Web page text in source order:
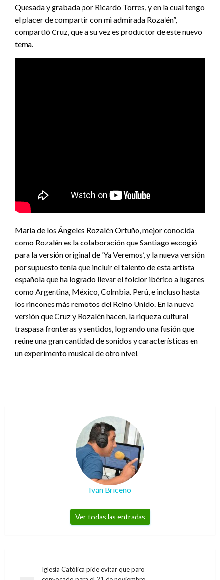
Quesada y grabada por Ricardo Torres, y en la cual tengo
el placer de compartir con mi admirada Rozalén”,
compartió Cruz, que a su vez es productor de este nuevo
tema.
María de los Ángeles Rozalén Ortuño, mejor conocida
como Rozalén es la colaboración que Santiago escogió
para la versión original de ‘Ya Veremos’, y la nueva versión
por supuesto tenía que incluir el talento de esta artista
española que ha logrado llevar el folclor ibérico a lugares
como Argentina, México, Colmbia. Perú, e incluso hasta
los rincones más remotos del Reino Unido. En la nueva
versión que Cruz y Rozalén hacen, la riqueza cultural
traspasa fronteras y sentidos, logrando una fusión que
reúne una gran cantidad de sonidos y características en
un experimento musical de otro nivel.
Iván Briceño
Ver todas las entradas
Navegación
Iglesia Católica pide evitar que paro